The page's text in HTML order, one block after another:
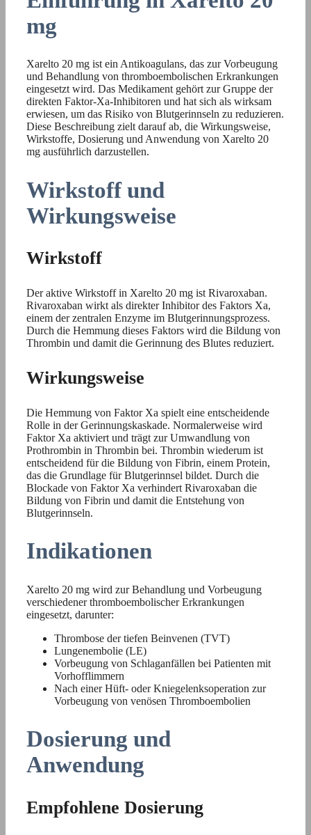
mg
Xarelto 20 mg ist ein Antikoagulans, das zur Vorbeugung
und Behandlung von thromboembolischen Erkrankungen
eingesetzt wird. Das Medikament gehört zur Gruppe der
direkten Faktor-Xa-Inhibitoren und hat sich als wirksam
erwiesen, um das Risiko von Blutgerinnseln zu reduzieren.
Diese Beschreibung zielt darauf ab, die Wirkungsweise,
Wirkstoffe, Dosierung und Anwendung von Xarelto 20
mg ausführlich darzustellen.
Wirkstoff und
Wirkungsweise
Wirkstoff
Der aktive Wirkstoff in Xarelto 20 mg ist Rivaroxaban.
Rivaroxaban wirkt als direkter Inhibitor des Faktors Xa,
einem der zentralen Enzyme im Blutgerinnungsprozess.
Durch die Hemmung dieses Faktors wird die Bildung von
Thrombin und damit die Gerinnung des Blutes reduziert.
Wirkungsweise
Die Hemmung von Faktor Xa spielt eine entscheidende
Rolle in der Gerinnungskaskade. Normalerweise wird
Faktor Xa aktiviert und trägt zur Umwandlung von
Prothrombin in Thrombin bei. Thrombin wiederum ist
entscheidend für die Bildung von Fibrin, einem Protein,
das die Grundlage für Blutgerinnsel bildet. Durch die
Blockade von Faktor Xa verhindert Rivaroxaban die
Bildung von Fibrin und damit die Entstehung von
Blutgerinnseln.
Indikationen
Xarelto 20 mg wird zur Behandlung und Vorbeugung
verschiedener thromboembolischer Erkrankungen
eingesetzt, darunter:
Thrombose der tiefen Beinvenen (TVT)
Lungenembolie (LE)
Vorbeugung von Schlaganfällen bei Patienten mit
Vorhofflimmern
Nach einer Hüft- oder Kniegelenksoperation zur
Vorbeugung von venösen Thromboembolien
Dosierung und
Anwendung
Empfohlene Dosierung